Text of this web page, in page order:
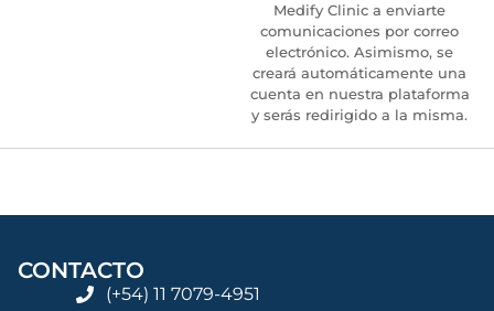
Medify Clinic a enviarte
comunicaciones por correo
electrónico. Asimismo, se
creará automáticamente una
cuenta en nuestra plataforma
y serás redirigido a la misma.
CONTACTO
(+54) 11 7079-4951